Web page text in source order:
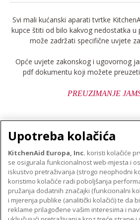
Svi mali kućanski aparati tvrtke
kupce štiti od bilo kakvog nedostatka u
može zadržati specifične uvjete
Opće uvjete zakonskog i ugovornog
pdf dokumentu koji možete
PREUZIMANJE
O TVRTKI KITCHENAID
Robna marka
Povijest
ODR
PODRŠKA
Pronađi trgovinu
PRATITE NAS
Upotreba kolačića
KitchenAid Europa, Inc. koristi kolačiće
se osigurala funkcionalnost web-mjesta i
iskustvo pretraživanja (strogo neophodni
koristimo kolačiće radi poboljšanja
pružanja dodatnih značajki (funkcionalni
i mjerenja publike (analitički kolačići) te da
reklame prilagođene vašim interesima i